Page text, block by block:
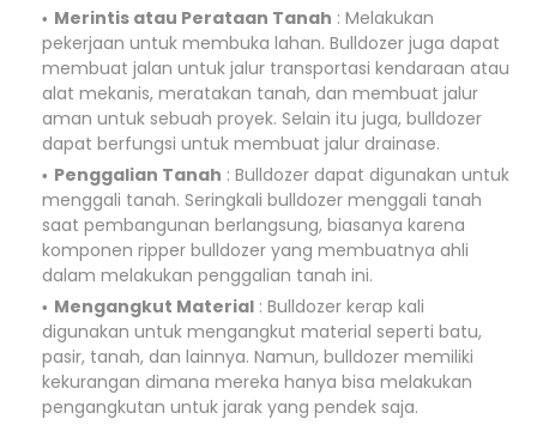
Merintis atau Perataan Tanah : Melakukan
pekerjaan untuk membuka lahan. Bulldozer juga dapat
membuat jalan untuk jalur transportasi kendaraan atau
alat mekanis, meratakan tanah, dan membuat jalur
aman untuk sebuah proyek. Selain itu juga, bulldozer
dapat berfungsi untuk membuat jalur drainase.
Penggalian Tanah : Bulldozer dapat digunakan untuk
menggali tanah. Seringkali bulldozer menggali tanah
saat pembangunan berlangsung, biasanya karena
komponen ripper bulldozer yang membuatnya ahli
dalam melakukan penggalian tanah ini.
Mengangkut Material : Bulldozer kerap kali
digunakan untuk mengangkut material seperti batu,
pasir, tanah, dan lainnya. Namun, bulldozer memiliki
kekurangan dimana mereka hanya bisa melakukan
pengangkutan untuk jarak yang pendek saja.